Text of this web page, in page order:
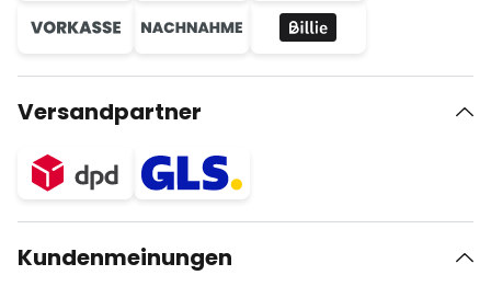
Versandpartner
Kundenmeinungen